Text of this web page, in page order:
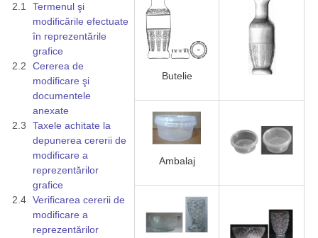
Termenul şi
modificările efectuate
în reprezentările
grafice
Cererea de
modificare şi
documentele
anexate
Taxele achitate la
depunerea cererii de
modificare a
reprezentărilor
grafice
Verificarea cererii de
modificare a
reprezentărilor
Butelie
Ambalaj